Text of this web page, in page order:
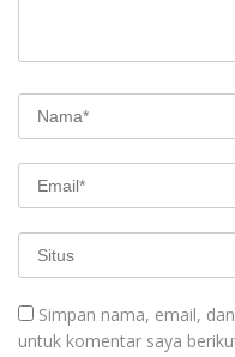
Simpan nama, email,
untuk komentar saya